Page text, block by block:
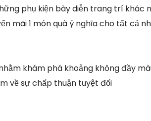
phụ kiện bày diễn trang trí khác
mãi 1 món quà ý nghĩa cho tất cả
khám phá khoảng không đầy
về sự chấp thuận tuyệt đối